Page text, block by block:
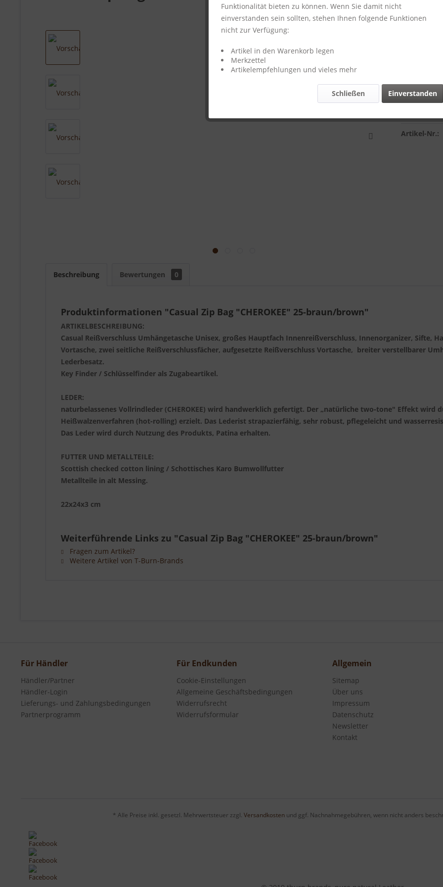
Artikel-Nr.:
Beschreibung Bewertungen 0
Produktinformationen "Casual Zip Bag "CHEROKEE" 25-braun/brown"
ARTIKELBESCHREIBUNG:
Casual Reißverschluss Umhängetasche Unisex, großes Hauptfach Innenreißverschluss, Innenorganizer, Sifte,
Vortasche, zwei seitliche Reißverschlussfächer, aufgesetzte Reißverschluss Vortasche, breiter verstellbarer
Lederbesatz.
Key Finder / Schlüsselfinder als Zugabeartikel.
LEDER:
naturbelassenes Vollrindleder (CHEROKEE) wird handwerklich gefertigt. Der „natürliche two‐tone" Effekt wird
Heißwalzenverfahren (hot‐rolling) erzielt. Das Lederist strapazierfähig, sehr robust, pflegeleicht und
Das Leder wird durch Nutzung des Produkts, Patina erhalten.
FUTTER UND METALLTEILE:
Scottish checked cotton lining / Schottisches Karo Bumwollfutter
Metallteile in alt Messing.
22x24x3 cm
Weiterführende Links zu "Casual Zip Bag "CHEROKEE" 25-braun/brown"
Fragen zum Artikel?
Weitere Artikel von T-Burn-Brands
Für Händler
Händler/Partner
Händler-Login
Lieferungs- und Zahlungsbedingungen
Partnerprogramm
Für Endkunden
Cookie-Einstellungen
Allgemeine Geschäftsbedingungen
Widerrufsrecht
Widerrufsformular
Allgemein
Sitemap
Über uns
Impressum
Datenschutz
Newsletter
Kontakt
* Alle Preise inkl. gesetzl. Mehrwertsteuer zzgl. Versandkosten und ggf. Nachnahmegebühren, wenn nicht anders
Funktionalität bieten zu können. Wenn Sie damit nicht
einverstanden sein sollten, stehen Ihnen folgende Funktionen
nicht zur Verfügung:
Artikel in den Warenkorb legen
Merkzettel
Artikelempfehlungen und vieles mehr
Einverstanden
Schließen